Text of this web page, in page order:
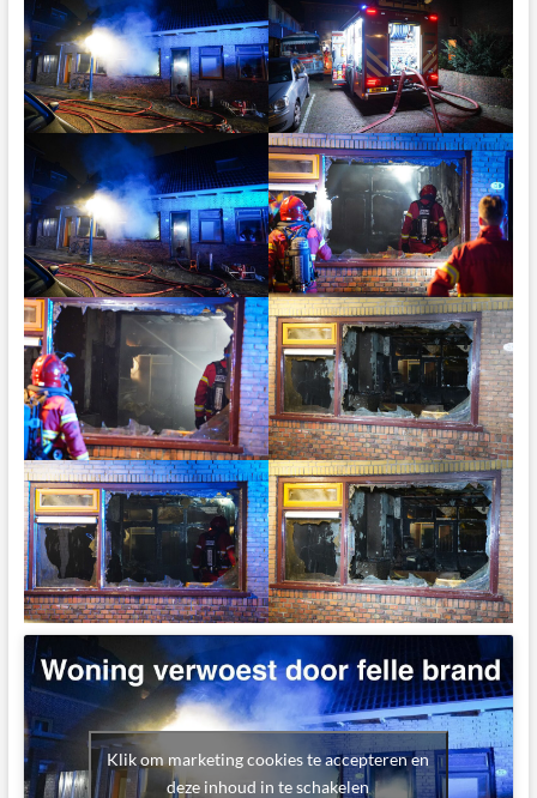
Klik om marketing cookies te accepteren en
deze inhoud in te schakelen